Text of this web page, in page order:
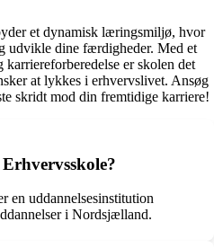
et dynamisk læringsmiljø, hvor
udvikle dine færdigheder. Med et
er skolen det
at lykkes i erhvervslivet. Ansøg
skridt mod din fremtidige karriere!
en uddannelsesinstitution
i Nordsjælland.